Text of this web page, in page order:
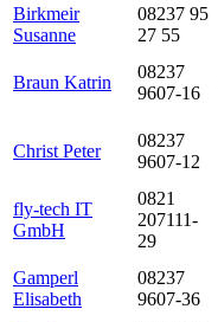
Birkmeir
Susanne
08237 95
27 55
Braun Katrin
08237
9607-16
Christ Peter
08237
9607-12
fly-tech IT
GmbH
0821
207111-
29
Gamperl
Elisabeth
08237
9607-36